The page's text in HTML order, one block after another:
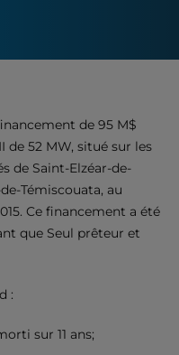
de 95 M$
de 52 MW, situé sur les
de Saint-Elzéar-de-
Témiscouata, au
Ce financement a été
que Seul prêteur et
:
sur 11 ans;